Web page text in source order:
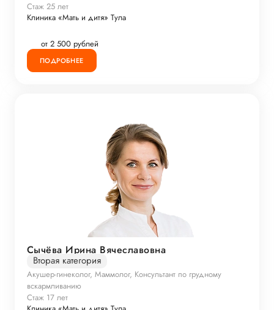
Стаж 25 лет
Клиника «Мать и дитя» Тула
от 2 500 рублей
ПОДРОБНЕЕ
Сычёва Ирина Вячеславовна
Вторая категория
Акушер-гинеколог, Маммолог, Консультант по грудному
вскармливанию
Стаж 17 лет